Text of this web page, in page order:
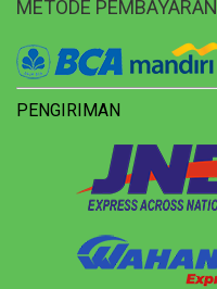
METODE PEMBAYARAN
PENGIRIMAN